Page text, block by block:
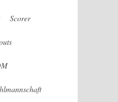
Scorer